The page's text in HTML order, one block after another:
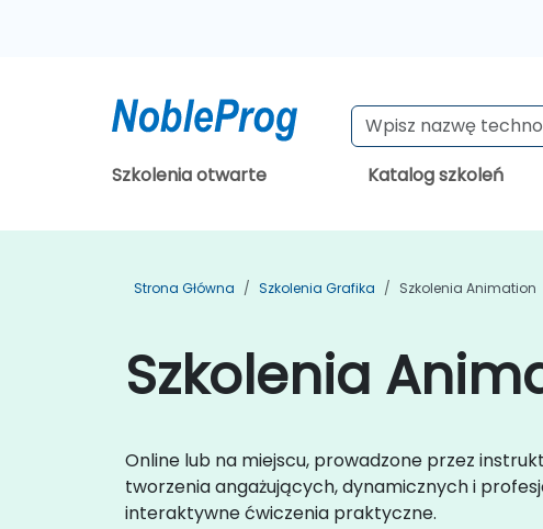
Szkolenia otwarte Katalog szkoleń
Strona Główna Szkolenia Grafika Szkolenia Animation
Szkolenia
Online lub na miejscu, prowadzone przez
tworzenia angażujących, dynamicznych i
interaktywne ćwiczenia praktyczne.